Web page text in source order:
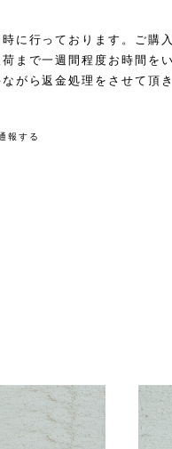
に行っております。ご購
まで一週間程度お時間を
がら返金処理をさせて頂
報する